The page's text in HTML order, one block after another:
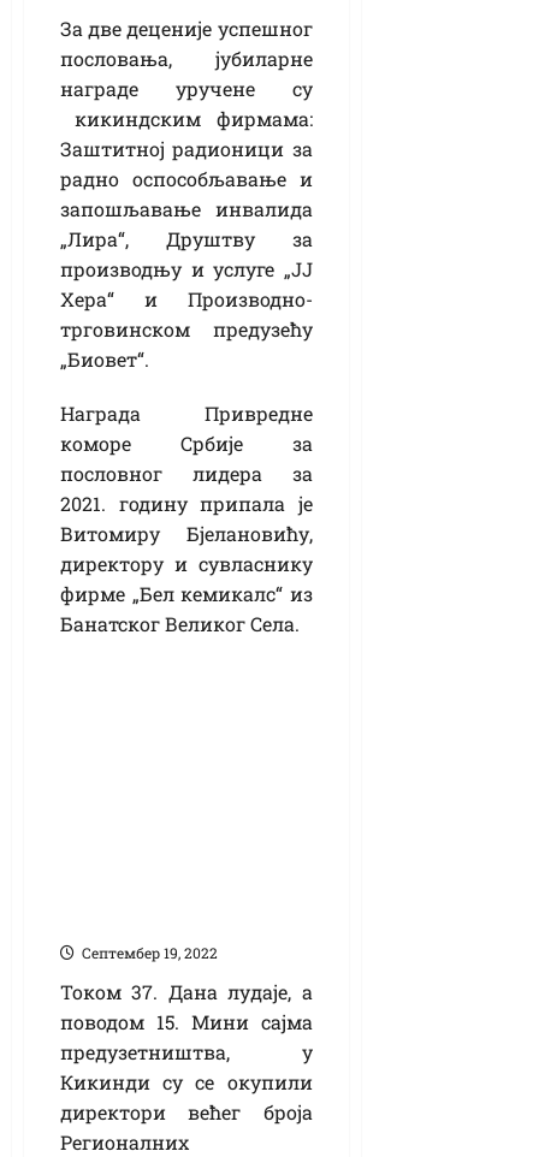
За две деценије успешног
пословања, јубиларне
награде уручене су
кикиндским фирмама:
Заштитној радионици за
радно оспособљавање и
запошљавање инвалида
„Лира“, Друштву за
производњу и услуге „ЈЈ
Хера“ и Производно-
трговинском предузећу
„Биовет“.
Награда Привредне
коморе Србије за
пословног лидера за
2021. годину припала је
Витомиру Бјелановићу,
директору и сувласнику
фирме „Бел кемикалс“ из
Банатског Великог Села.
Септембер 19, 2022
Током 37. Дана лудаје, а
поводом 15. Мини сајма
предузетништва, у
Кикинди су се окупили
директори већег броја
Регионалних